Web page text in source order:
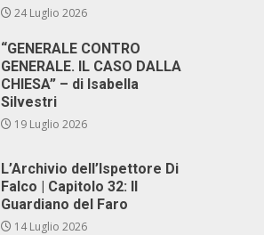
24 Luglio 2026
“GENERALE CONTRO
GENERALE. IL CASO DALLA
CHIESA” – di Isabella
Silvestri
19 Luglio 2026
L’Archivio dell’Ispettore Di
Falco | Capitolo 32: Il
Guardiano del Faro
14 Luglio 2026